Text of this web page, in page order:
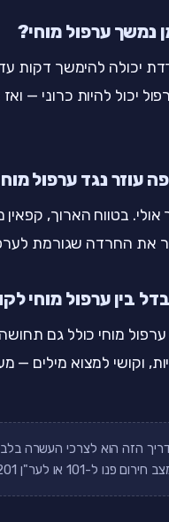
נמשך ערפול מוחי?
יכולה להימשך דקות
יכול להיות כרוני —
עוזר נגד ערפול
בטווח הארוך, קפאין
את החרדה שגורמת
בין ערפול מוחי
ערפול מוחי כולל גם
וקושי למצוא מילים —
הזה הוא לצרכי העשרה בלבד
פנו ל-101 או לער"ן 1201.